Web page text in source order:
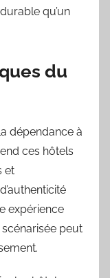
qu’un
du
dépendance à
ces hôtels
et
expérience
peut